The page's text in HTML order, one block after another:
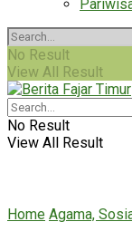
No Result
View All Result
No Result
View All Result
Home Agama,